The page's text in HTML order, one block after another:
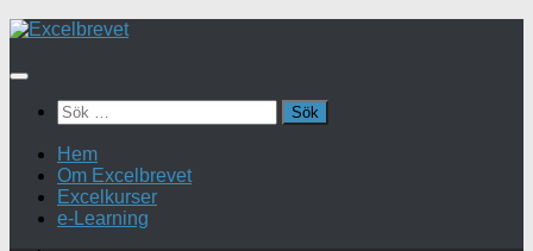
Under
Sök
efter:
Hem
Om Excelbrevet
Excelkurser
e-Learning